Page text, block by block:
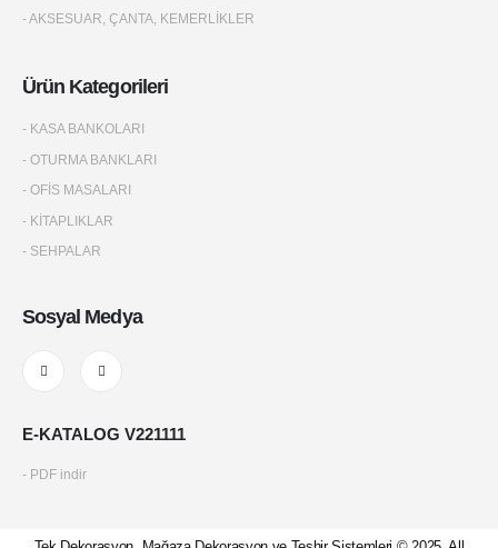
- AKSESUAR, ÇANTA, KEMERLİKLER
Ürün Kategorileri
- KASA BANKOLARI
- OTURMA BANKLARI
- OFİS MASALARI
- KİTAPLIKLAR
- SEHPALAR
Sosyal Medya
E-KATALOG V221111
- PDF indir